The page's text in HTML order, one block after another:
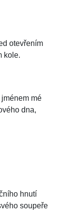
otevřením
kole.
mé
dna,
hnutí
soupeře